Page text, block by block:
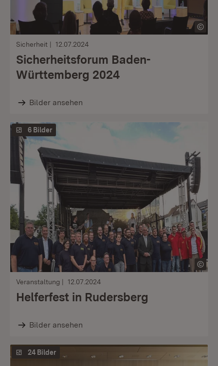
Sicherheit 12.07.2024
Sicherheitsforum Baden-
Württemberg 2024
Bilder ansehen
6 Bilder
Veranstaltung 12.07.2024
Helferfest in Rudersberg
Bilder ansehen
24 Bilder